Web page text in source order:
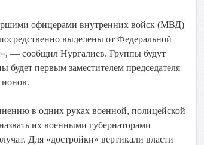
офицерами внутренних войск (МВД)
выделены от Федеральной
— сообщил Нургалиев. Группы будут
будет первым заместителем председателя
в одних руках военной, полицейской
их военными губернаторами
Для «достройки» вертикали власти